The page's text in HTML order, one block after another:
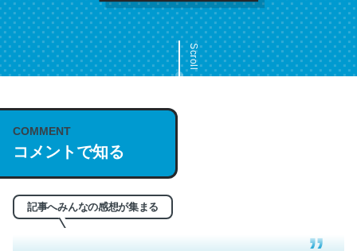
Scroll
COMMENT
コメントで知る
記事へみんなの感想が集まる
これは名文。彼はとてもクレバーなんだろうなと凄く思
─今のこの状況が信じられるかい？ by ラーズ・ヌートバー